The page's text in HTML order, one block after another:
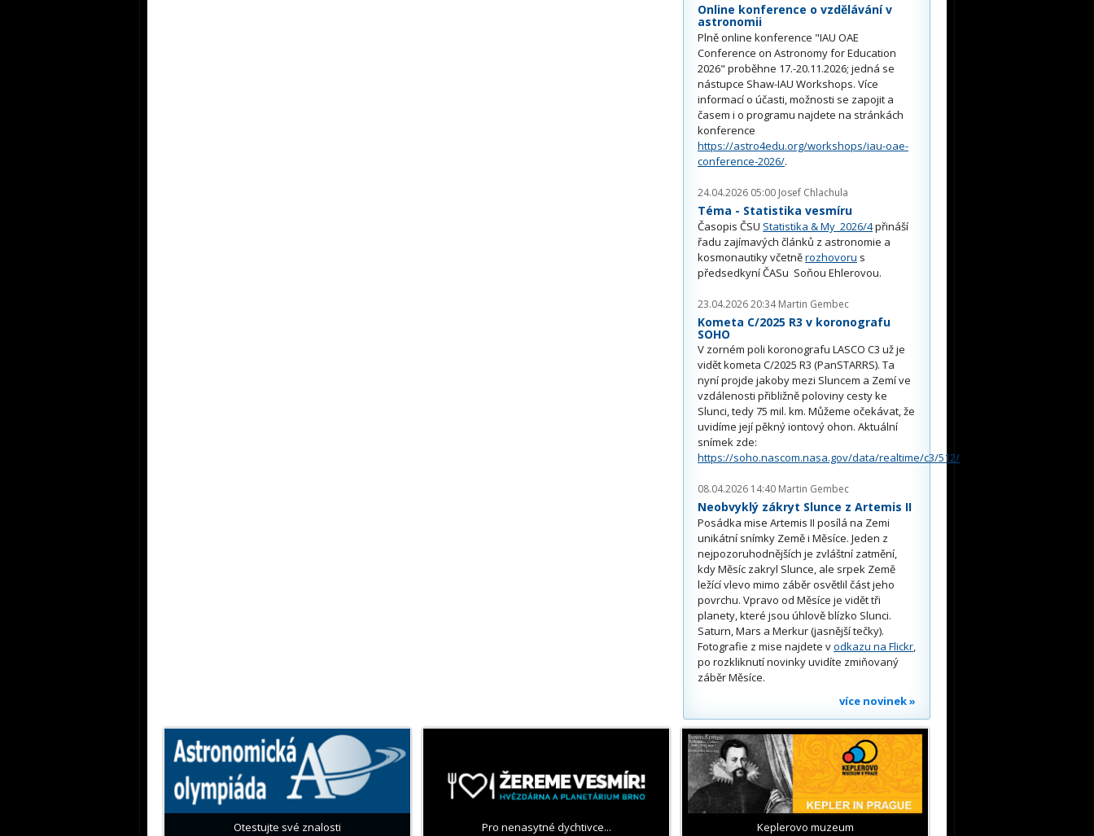
Online konference o vzdělávání v
astronomii
Plně online konference "IAU OAE
Conference on Astronomy for Education
2026" proběhne 17.-20.11.2026; jedná se
nástupce Shaw-IAU Workshops. Více
informací o účasti, možnosti se zapojit a
časem i o programu najdete na stránkách
konference
https://astro4edu.org/workshops/iau-oae-
conference-2026/.
24.04.2026 05:00 Josef Chlachula
Téma - Statistika vesmíru
Časopis ČSU Statistika & My 2026/4přináší
řadu zajímavých článků z astronomie a
kosmonautiky včetněrozhovoru s
předsedkyní ČASu Soňou Ehlerovou.
23.04.2026 20:34 Martin Gembec
Kometa C/2025 R3 v koronografu
SOHO
V zorném poli koronografu LASCO C3 už je
vidět kometa C/2025 R3 (PanSTARRS). Ta
nyní projde jakoby mezi Sluncem a Zemí ve
vzdálenosti přibližně poloviny cesty ke
Slunci, tedy 75 mil. km. Můžeme očekávat, že
uvidíme její pěkný iontový ohon. Aktuální
snímek zde:
https://soho.nascom.nasa.gov/data/realtime/c3/512/
08.04.2026 14:40 Martin Gembec
Neobvyklý zákryt Slunce z Artemis II
Posádka mise Artemis II posílá na Zemi
unikátní snímky Země i Měsíce. Jeden z
nejpozoruhodnějších je zvláštní zatmění,
kdy Měsíc zakryl Slunce, ale srpek Země
ležící vlevo mimo záběr osvětlil část jeho
povrchu. Vpravo od Měsíce je vidět tři
planety, které jsou úhlově blízko Slunci.
Saturn, Mars a Merkur (jasnější tečky).
Fotografie z mise najdete vodkazu na Flickr,
po rozkliknutí novinky uvidíte zmiňovaný
záběr Měsíce.
více novinek »
Otestujte své znalosti Pro nenasytné dychtivce... Keplerovo muzeum